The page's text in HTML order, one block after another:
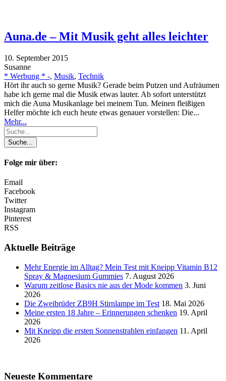
Auna.de – Mit Musik geht alles leichter
10. September 2015
Susanne
* Werbung * -, Musik, Technik
Hört ihr auch so gerne Musik? Gerade beim Putzen und Aufräumen
habe ich gerne mal die Musik etwas lauter. Ab sofort unterstützt
mich die Auna Musikanlage bei meinem Tun. Meinen fleißigen
Helfer möchte ich euch heute etwas genauer vorstellen: Die...
Mehr...
Folge mir über:
Email
Facebook
Twitter
Instagram
Pinterest
RSS
Aktuelle Beiträge
Mehr Energie im Alltag? Mein Test mit Kneipp Vitamin B12
Spray & Magnesium Gummies 7. August 2026
Warum zeitlose Basics nie aus der Mode kommen 3. Juni
2026
Die Zweibrüder ZB9H Stirnlampe im Test 18. Mai 2026
Meine ersten 18 Jahre – Erinnerungen schenken 19. April
2026
Mit Kneipp die ersten Sonnenstrahlen einfangen 11. April
2026
Neueste Kommentare